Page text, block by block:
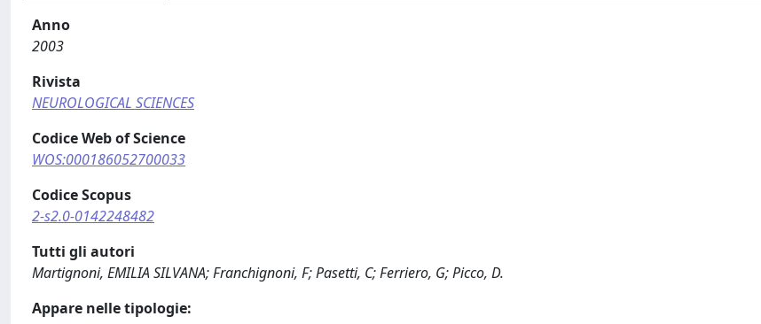
Anno
2003
Rivista
NEUROLOGICAL SCIENCES
Codice Web of Science
WOS:000186052700033
Codice Scopus
2-s2.0-0142248482
Tutti gli autori
Martignoni, EMILIA SILVANA; Franchignoni, F; Pasetti, C; Ferriero, G; Picco, D.
Appare nelle tipologie: